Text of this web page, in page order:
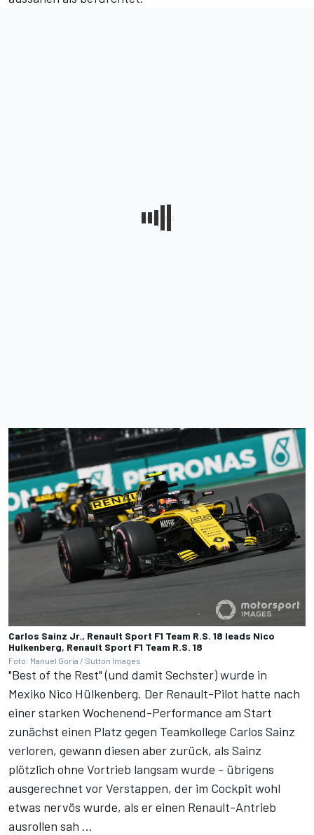
Carlos Sainz Jr., Renault Sport F1 Team R.S. 18 leads Nico
Hulkenberg, Renault Sport F1 Team R.S. 18
Foto: Manuel Goria / Sutton Images
"Best of the Rest" (und damit Sechster) wurde in
Mexiko Nico Hülkenberg. Der Renault-Pilot hatte nach
einer starken Wochenend-Performance am Start
zunächst einen Platz gegen Teamkollege Carlos Sainz
verloren, gewann diesen aber zurück, als Sainz
plötzlich ohne Vortrieb langsam wurde - übrigens
ausgerechnet vor Verstappen, der im Cockpit wohl
etwas nervös wurde, als er einen Renault-Antrieb
ausrollen sah ...